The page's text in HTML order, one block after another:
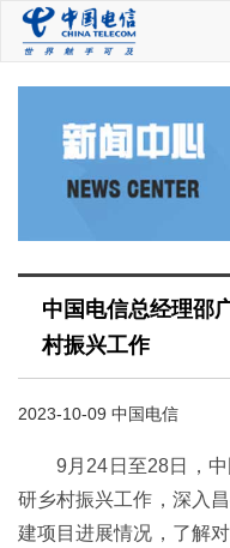
中国电信总经理邵
村振兴工作
2023-10-09 中国电信
9月24日至28日，
研乡村振兴工作，深入
建项目进展情况，了解